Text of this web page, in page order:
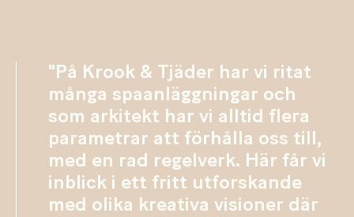
"På Krook & Tjäder har vi ritat
många spaanläggningar och
som arkitekt har vi alltid flera
parametrar att förhålla oss till,
med en rad regelverk. Här får vi
inblick i ett fritt utforskande
med olika kreativa visioner där